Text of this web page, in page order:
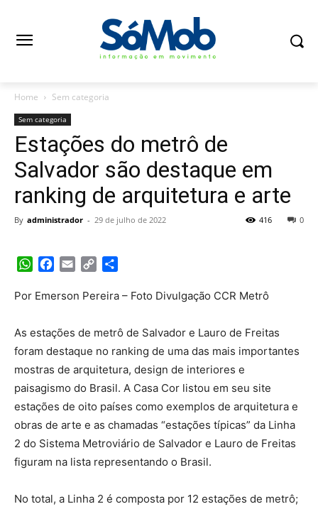
Home Sem categoria
Sem categoria
Estações do metrô de
Salvador são destaque em
ranking de arquitetura e arte
By administrador - 29 de julho de 2022 0
416
WhatsApp
Facebook
Email Copy
Por Emerson Pereira – Foto Divulgação CCR Metrô
As estações de metrô de Salvador e Lauro de Freitas
foram destaque no ranking de uma das mais importantes
mostras de arquitetura, design de interiores e
paisagismo do Brasil. A Casa Cor listou em seu site
estações de oito países como exemplos de arquitetura e
obras de arte e as chamadas “estações típicas” da Linha
2 do Sistema Metroviário de Salvador e Lauro de Freitas
figuram na lista representando o Brasil.
No total, a Linha 2 é composta por 12 estações de metrô;